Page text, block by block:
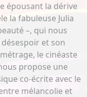
épousant la dérive
la fabuleuse Julia
–, qui nous
et son
le cinéaste
propose une
co-écrite avec le
mélancolie et